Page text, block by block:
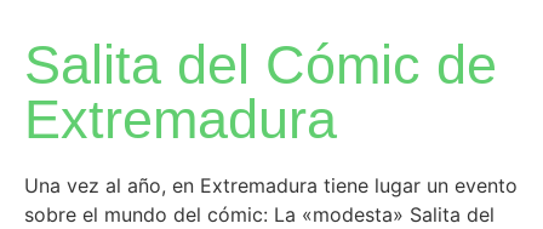
Salita del Cómic de
Extremadura
Una vez al año, en Extremadura tiene lugar un evento
sobre el mundo del cómic: La «modesta» Salita del